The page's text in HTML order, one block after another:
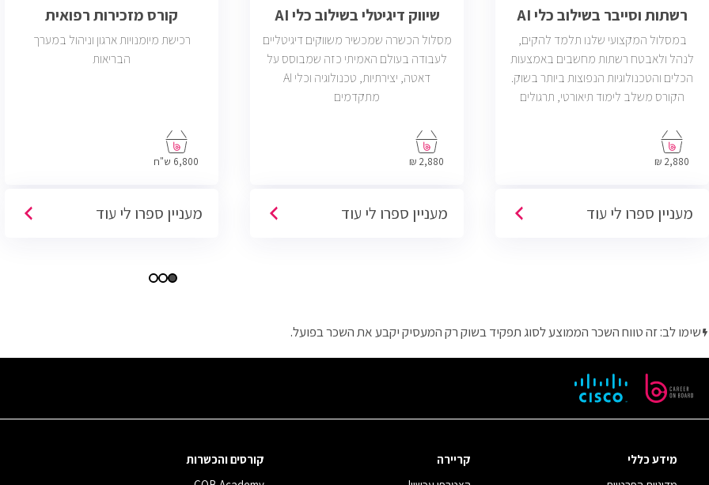
רשתות וסייבר בשילוב כלי AI
במסלול המקצועי שלנו תלמד להקים,
לנהל ולאבטח רשתות מחשבים באמצעות
הכלים והטכנולוגיות הנפוצות ביותר בשוק.
הקורס משלב לימוד תיאורטי, תרגולים
שתוכל להתחיל לעבוד במשרות בתחום ה-
IT, Helpdesk, System, Network ו-Cyber.
2,880 ₪
מעניין ספרו לי עוד
שיווק דיגיטלי בשילוב כלי AI
מסלול הכשרה שמכשיר משווקים דיגיטליים
לעבודה בעולם האמיתי כזה שמבוסס על
דאטה, יצירתיות, טכנולוגיה וכלי AI
מתקדמים
2,880 ₪
מעניין ספרו לי עוד
קורס מזכירות רפואית
רכישת מיומנויות ארגון וניהול במערך
הבריאות
6,800 ש"ח
מעניין ספרו לי עוד
שימו לב: זה טווח השכר הממוצע לסוג תפקיד בשוק רק המעסיק יקבע את השכר בפועל.
מידע כללי
קריירה
קורסים והכשרות